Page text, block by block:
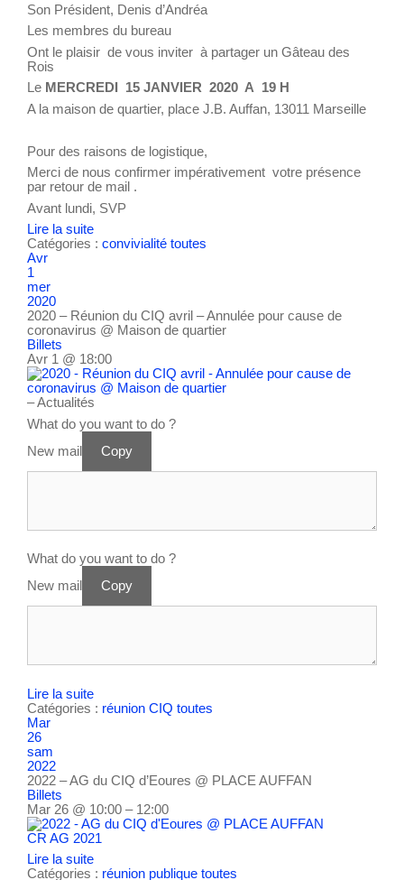
Son Président, Denis d’Andréa
Les membres du bureau
Ont le plaisir de vous inviter à partager un Gâteau des
Rois
Le MERCREDI 15 JANVIER 2020 A 19 H
A la maison de quartier, place J.B. Auffan, 13011 Marseille
Pour des raisons de logistique,
Merci de nous confirmer impérativement votre présence
par retour de mail .
Avant lundi, SVP
Lire la suite
Catégories : convivialité toutes
Avr
1
mer
2020
2020 – Réunion du CIQ avril – Annulée pour cause de
coronavirus @ Maison de quartier
Billets
Avr 1 @ 18:00
– Actualités
What do you want to do ?
New mail
Copy
What do you want to do ?
New mail
Copy
Lire la suite
Catégories : réunion CIQ toutes
Mar
26
sam
2022
2022 – AG du CIQ d’Eoures @ PLACE AUFFAN
Billets
Mar 26 @ 10:00 – 12:00
CR AG 2021
Lire la suite
Catégories : réunion publique toutes